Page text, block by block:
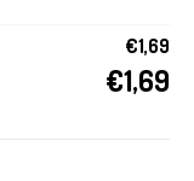
€1,69
€1,69